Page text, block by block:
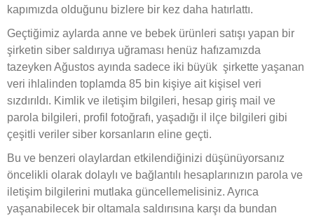
kapımızda olduğunu bizlere bir kez daha hatırlattı.
Geçtiğimiz aylarda anne ve bebek ürünleri satışı yapan bir
şirketin siber saldırıya uğraması henüz hafızamızda
tazeyken Ağustos ayında sadece iki büyük şirkette yaşanan
veri ihlalinden toplamda 85 bin kişiye ait kişisel veri
sızdırıldı. Kimlik ve iletişim bilgileri, hesap giriş mail ve
parola bilgileri, profil fotoğrafı, yaşadığı il ilçe bilgileri gibi
çeşitli veriler siber korsanların eline geçti.
Bu ve benzeri olaylardan etkilendiğinizi düşünüyorsanız
öncelikli olarak dolaylı ve bağlantılı hesaplarınızın parola ve
iletişim bilgilerini mutlaka güncellemelisiniz. Ayrıca
yaşanabilecek bir oltamala saldırısına karşı da bundan